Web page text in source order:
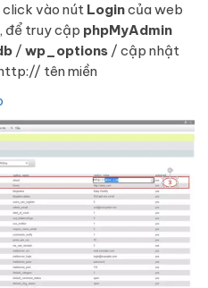
vào nút Logincủa web
để truy cập phpMyAdmin
/ wp_options / cập nhật
tên miền